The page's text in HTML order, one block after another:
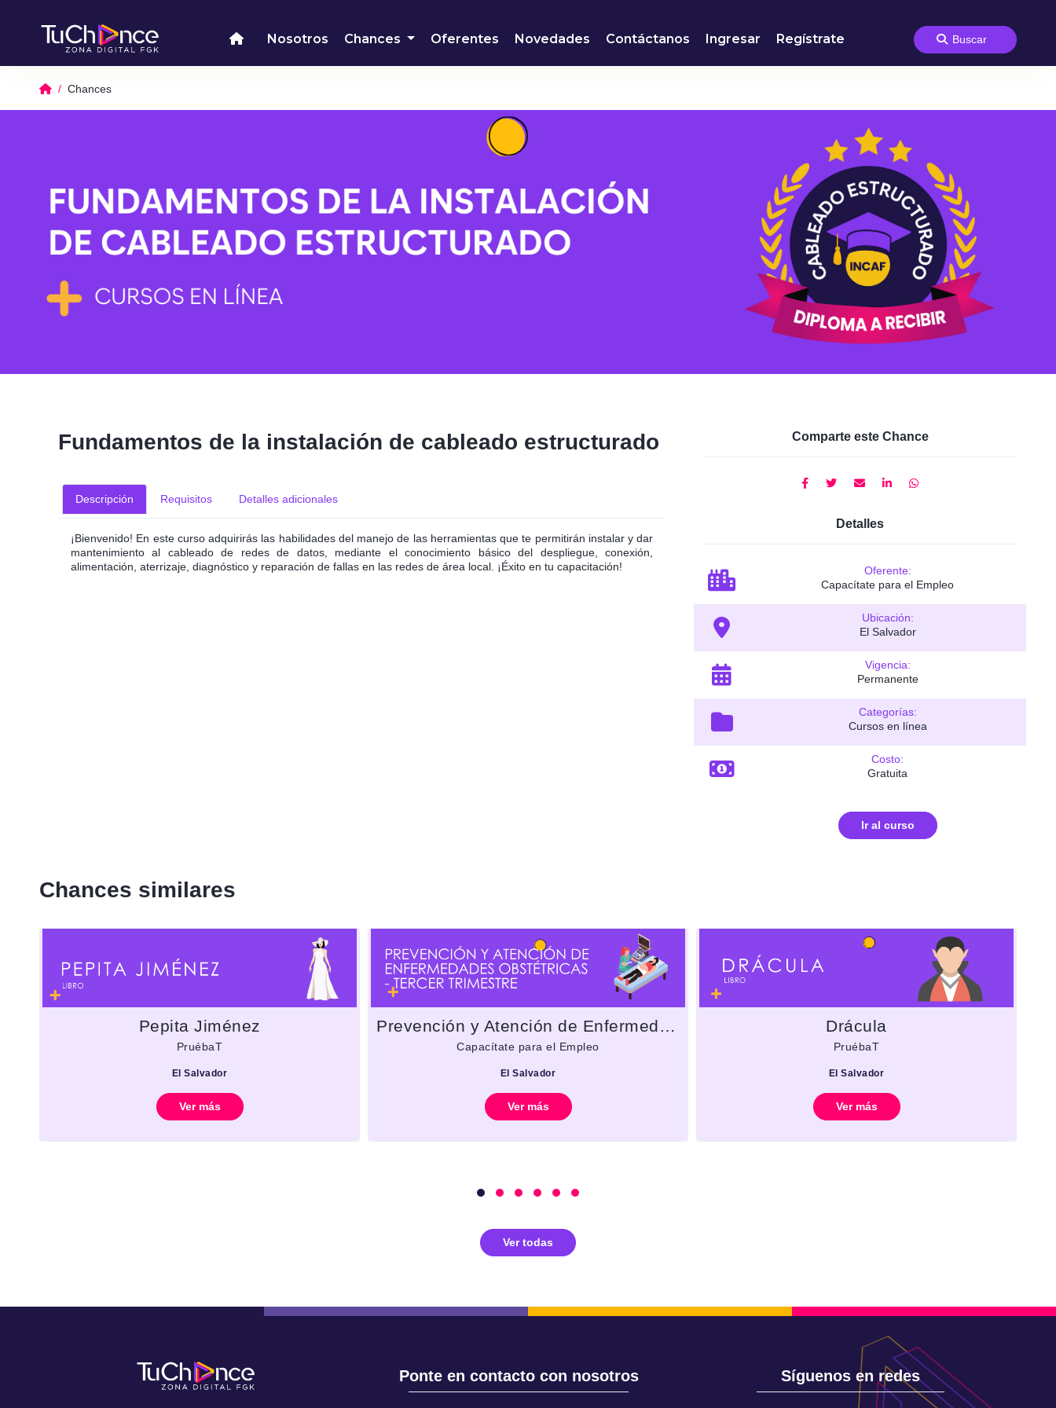
Nosotros Chances Oferentes Novedades Contáctanos Ingresar Regístrate
Chances
Fundamentos de la instalación de cableado estructurado
Descripción Requisitos Detalles adicionales
¡Bienvenido! En este curso adquirirás las habilidades del manejo de las herramientas que te permitirán instalar y dar
mantenimiento al cableado de redes de datos, mediante el conocimiento básico del despliegue, conexión,
alimentación, aterrizaje, diagnóstico y reparación de fallas en las redes de área local. ¡Éxito en tu capacitación!
Comparte este Chance
Detalles
Oferente:
Capacítate para el Empleo
Ubicación:
El Salvador
Vigencia:
Permanente
Categorías:
Cursos en línea
Costo:
Gratuita
Ir al curso
Chances similares
Pepita Jiménez
PruébaT
El Salvador
Ver más
Prevención y Atención de Enfermedades Obstétricas - Tercer trimestre
Capacítate para el Empleo
El Salvador
Ver más
Drácula
PruébaT
El Salvador
Ver más
Ver todas
Ponte en contacto con nosotros Síguenos en redes